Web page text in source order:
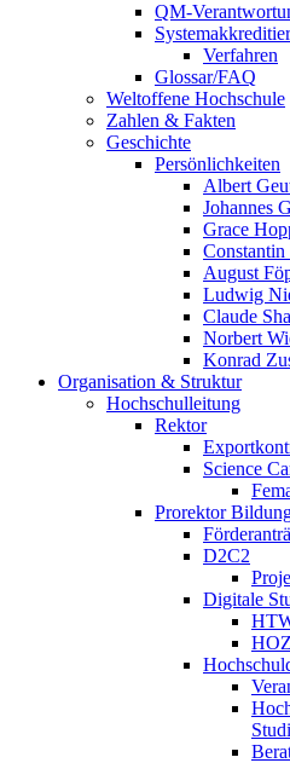
QM-
Verfahren
Glossar/FAQ
Weltoffene Hochschule
Zahlen & Fakten
Geschichte
Persönlichkeiten
Albert
Johannes
Grace
August
Ludwig
Claude
Norbert
Konrad
Organisation & Struktur
Hochschulleitung
Rektor
Science
Prorektor
D2C2
Digitale